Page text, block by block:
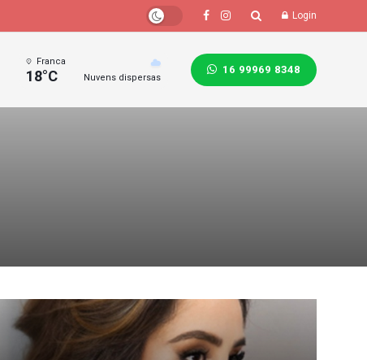
Login
Franca
18°C Nuvens dispersas
16 99969 8348